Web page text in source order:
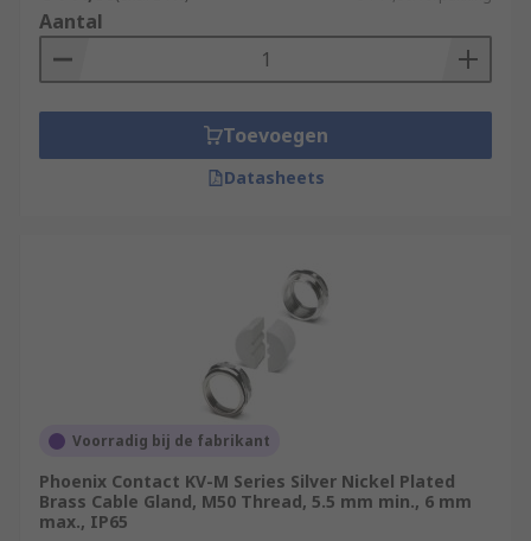
Aantal
Toevoegen
Datasheets
Voorradig bij de fabrikant
Phoenix Contact KV-M Series Silver Nickel Plated
Brass Cable Gland, M50 Thread, 5.5 mm min., 6 mm
max., IP65